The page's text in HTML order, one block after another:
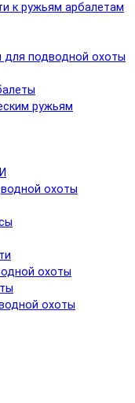
к ружьям арбалетам
для подводной охоты
ружьям
охоты
охоты
охоты